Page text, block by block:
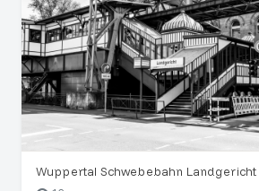
Wuppertal Schwebebahn Landgericht